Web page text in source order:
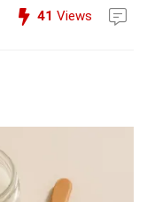
41 Views